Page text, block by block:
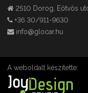
2510 Dorog, Eötvös
+36 30/911-9630
info@glocar.hu
A weboldalt készítette: